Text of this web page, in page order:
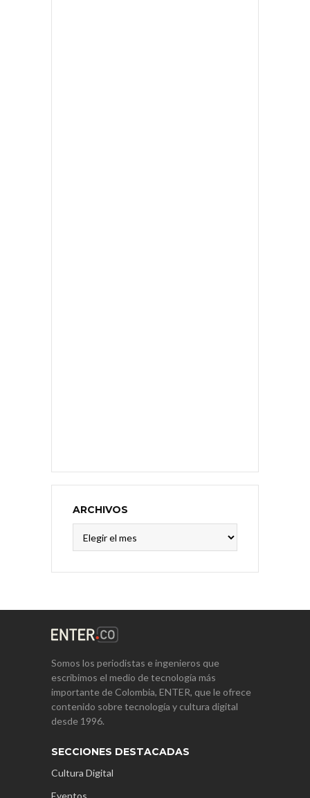
ARCHIVOS
Somos los periodistas e ingenieros que
escribimos el medio de tecnología más
importante de Colombia, ENTER, que le ofrece
contenido sobre tecnología y cultura digital
desde 1996.
SECCIONES DESTACADAS
Cultura Digital
Eventos